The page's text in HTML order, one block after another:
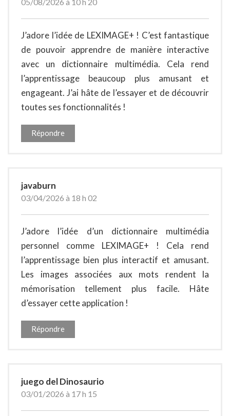
J’adore l’idée de LEXIMAGE+ ! C’est fantastique
de pouvoir apprendre de manière interactive
avec un dictionnaire multimédia. Cela rend
l’apprentissage beaucoup plus amusant et
engageant. J’ai hâte de l’essayer et de découvrir
toutes ses fonctionnalités !
Répondre
javaburn
03/04/2026 à 18 h 02
J’adore l’idée d’un dictionnaire multimédia
personnel comme LEXIMAGE+ ! Cela rend
l’apprentissage bien plus interactif et amusant.
Les images associées aux mots rendent la
mémorisation tellement plus facile. Hâte
d’essayer cette application !
Répondre
juego del Dinosaurio
03/01/2026 à 17 h 15